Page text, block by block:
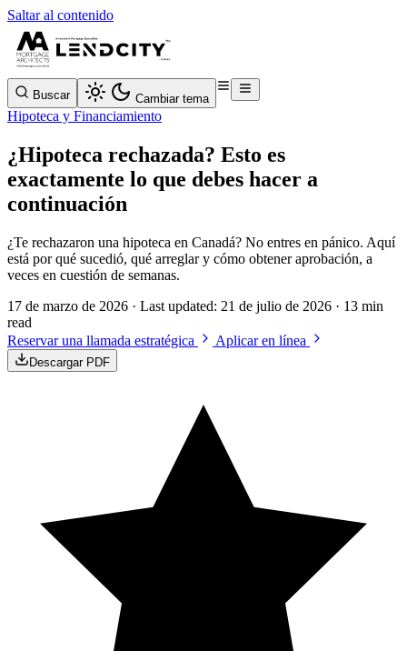
Saltar al contenido
Buscar Cambiar tema
Hipoteca y Financiamiento
¿Hipoteca rechazada? Esto es
exactamente lo que debes hacer a
continuación
¿Te rechazaron una hipoteca en Canadá? No entres en pánico. Aquí
está por qué sucedió, qué arreglar y cómo obtener aprobación, a
veces en cuestión de semanas.
17 de marzo de 2026 · Last updated: 21 de julio de 2026 · 13 min
read
Reservar una llamada estratégica
Aplicar en línea
Descargar PDF